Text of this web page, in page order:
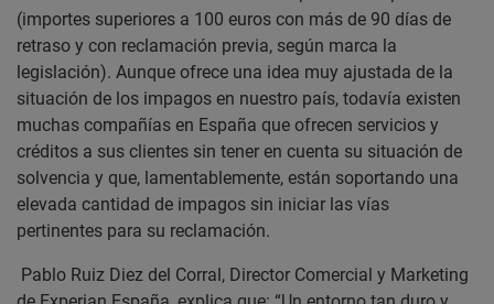
(importes superiores a 100 euros con más de 90 días de
retraso y con reclamación previa, según marca la
legislación). Aunque ofrece una idea muy ajustada de la
situación de los impagos en nuestro país, todavía existen
muchas compañías en España que ofrecen servicios y
créditos a sus clientes sin tener en cuenta su situación de
solvencia y que, lamentablemente, están soportando una
elevada cantidad de impagos sin iniciar las vías
pertinentes para su reclamación.
Pablo Ruiz Diez del Corral, Director Comercial y Marketing